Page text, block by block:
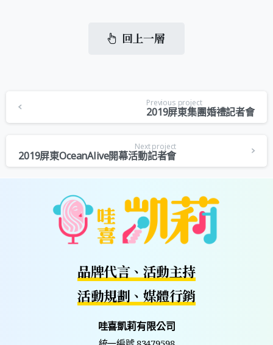
回上一層
Previous project
2019屏東集團婚禮記者會
Next project
2019屏東OceanAlive開幕活動記者會
品牌代言、活動主持
活動規劃、媒體行銷
哇喜凱莉有限公司